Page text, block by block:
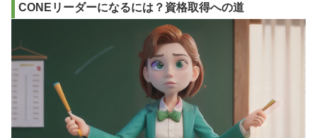
CONEリーダーになるには？資格取得への道